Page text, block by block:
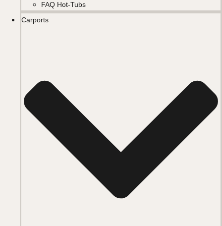
FAQ Hot-Tubs
Carports